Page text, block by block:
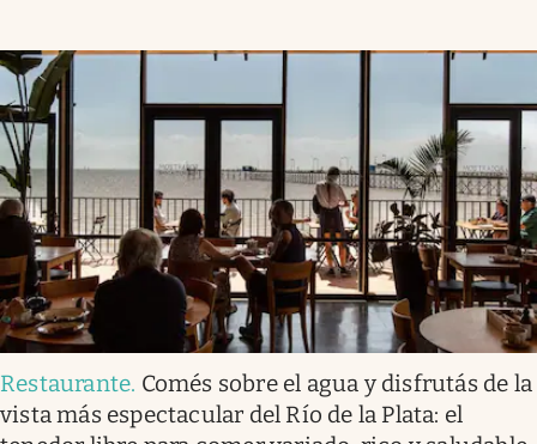
Restaurante. Comés sobre el agua y disfrutás de la
vista más espectacular del Río de la Plata: el